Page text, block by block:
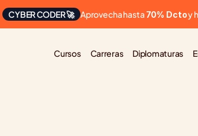
CYBER CODER 🚀 Aprovecha hasta 70% Dcto y
Cursos Carreras Diplomaturas